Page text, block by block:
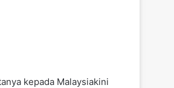
kepada Malaysiakini